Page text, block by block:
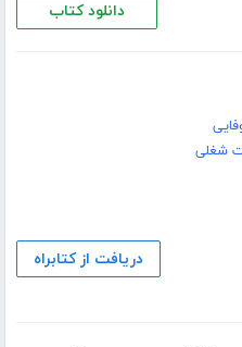
دانلود کتاب
شغلی
دریافت از کتابراه